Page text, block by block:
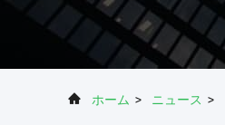
ホーム > ニュース >